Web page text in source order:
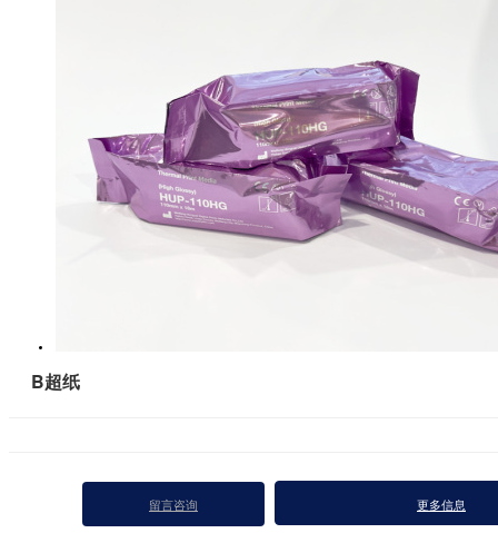
B超纸
留言咨询 更多信息